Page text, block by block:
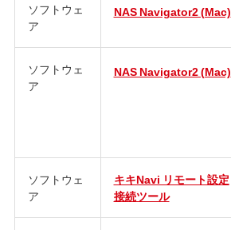
ソフトウェ
ア
NAS Navigator2 (Mac)
ソフトウェ
ア
NAS Navigator2 (Mac)
ソフトウェ
ア
キキNavi リモート設定
接続ツール